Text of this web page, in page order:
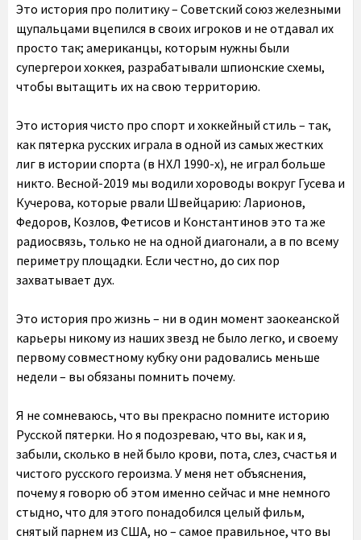
Это история про политику – Советский союз железными
щупальцами вцепился в своих игроков и не отдавал их
просто так; американцы, которым нужны были
супергерои хоккея, разрабатывали шпионские схемы,
чтобы вытащить их на свою территорию.
Это история чисто про спорт и хоккейный стиль – так,
как пятерка русских играла в одной из самых жестких
лиг в истории спорта (в НХЛ 1990-х), не играл больше
никто. Весной-2019 мы водили хороводы вокруг Гусева и
Кучерова, которые рвали Швейцарию: Ларионов,
Федоров, Козлов, Фетисов и Константинов это та же
радиосвязь, только не на одной диагонали, а в по всему
периметру площадки. Если честно, до сих пор
захватывает дух.
Это история про жизнь – ни в один момент заокеанской
карьеры никому из наших звезд не было легко, и своему
первому совместному кубку они радовались меньше
недели – вы обязаны помнить почему.
Я не сомневаюсь, что вы прекрасно помните историю
Русской пятерки. Но я подозреваю, что вы, как и я,
забыли, сколько в ней было крови, пота, слез, счастья и
чистого русского героизма. У меня нет объяснения,
почему я говорю об этом именно сейчас и мне немного
стыдно, что для этого понадобился целый фильм,
снятый парнем из США, но – самое правильное, что вы